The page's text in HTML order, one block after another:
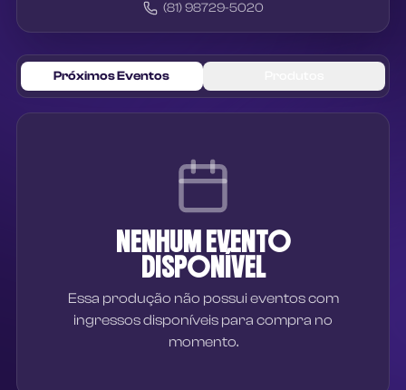
(81) 98729-5020
Próximos Eventos
NENHUM EVENTO
DISPONÍVEL
Essa produção não possui eventos com
ingressos disponíveis para compra no
momento.